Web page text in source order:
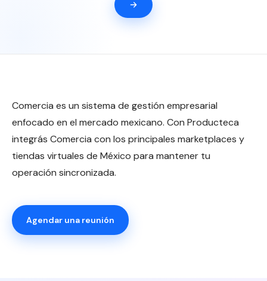
Comercia es un sistema de gestión empresarial
enfocado en el mercado mexicano. Con Producteca
integrás Comercia con los principales marketplaces y
tiendas virtuales de México para mantener tu
operación sincronizada.
Agendar una reunión